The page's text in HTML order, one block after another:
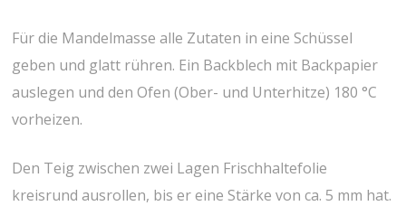
Für die Mandelmasse alle Zutaten in eine Schüssel
geben und glatt rühren. Ein Backblech mit Backpapier
auslegen und den Ofen (Ober- und Unterhitze) 180 °C
vorheizen.
Den Teig zwischen zwei Lagen Frischhaltefolie
kreisrund ausrollen, bis er eine Stärke von ca. 5 mm hat.